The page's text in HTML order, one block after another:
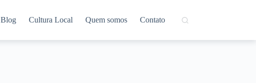
Blog Cultura Local Quem somos Contato